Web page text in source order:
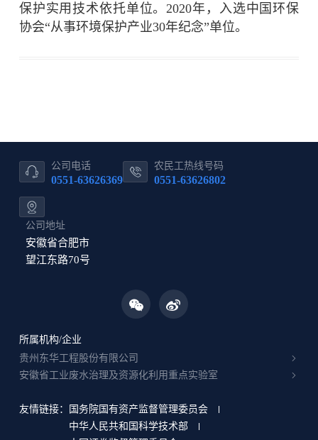
保护实用技术依托单位。2020年，入选中国环保
协会“从事环境保护产业30年纪念”单位。
公司电话
0551-63626369
农民工热线号码
0551-63626802
公司地址
安徽省合肥市
望江东路70号
所属机构/企业
贵州东华工程股份有限公司
安徽省工业废水治理及资源化利用重点实验室
友情链接：
国务院国有资产监督管理委员会
中华人民共和国科学技术部